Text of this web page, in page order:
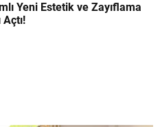
Yeni Estetik ve Zayıflama